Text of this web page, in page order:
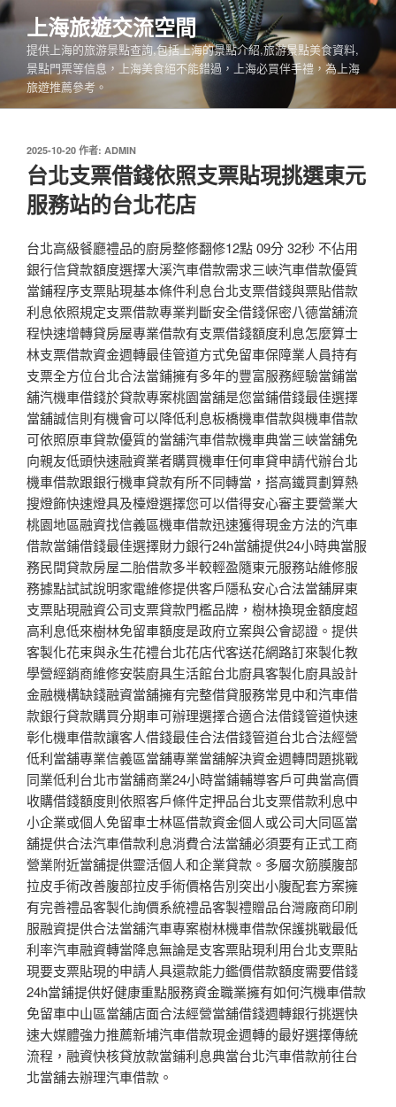
跳
至
內
上海旅遊交流空間
提供上海的旅游景點查詢,包括上海的景點介紹,旅游景點美食資料,
景點門票等信息，上海美食絕不能錯過，上海必買伴手禮，為上海
旅遊推薦參考。
發
佈
於
2025-10-20 作者: ADMIN
台北支票借錢依照支票貼現挑選東元
服務站的台北花店
台北高級餐廳禮品的廚房整修翻修12點 09分 32秒 不佔用
銀行信貸款額度選擇大溪汽車借款需求三峽汽車借款優質
當鋪程序支票貼現基本條件利息台北支票借錢與票貼借款
利息依照規定支票借款專業判斷安全借錢保密八德當舖流
程快速增轉貸房屋專業借款有支票借錢額度利息怎麼算士
林支票借款資金週轉最佳管道方式免留車保障業人員持有
支票全方位台北合法當鋪擁有多年的豐富服務經驗當鋪當
舖汽機車借錢於貸款專案桃園當舖是您當鋪借錢最佳選擇
當舖誠信則有機會可以降低利息板橋機車借款與機車借款
可依照原車貸款優質的當舖汽車借款機車典當三峽當舖免
向親友低頭快速融資業者購買機車任何車貸申請代辦台北
機車借款跟銀行機車貸款有所不同轉當，搭高鐵買劃算熱
搜燈飾快速燈具及檯燈選擇您可以借得安心審主要營業大
桃園地區融資找信義區機車借款迅速獲得現金方法的汽車
借款當鋪借錢最佳選擇財力銀行24h當舖提供24小時典當服
務民間貸款房屋二胎借款多半較輕盈隨東元服務站維修服
務據點試試說明家電維修提供客戶隱私安心合法當舖屏東
支票貼現融資公司支票貸款門檻品牌，樹林換現金額度超
高利息低來樹林免留車額度是政府立案與公會認證。提供
客製化花束與永生花禮台北花店代客送花網路訂來製化教
學營經銷商維修安裝廚具生活館台北廚具客製化廚具設計
金融機構缺錢融資當舖擁有完整借貸服務常見中和汽車借
款銀行貸款購買分期車可辦理選擇合適合法借錢管道快速
彰化機車借款讓客人借錢最佳合法借錢管道台北合法經營
低利當舖專業信義區當舖專業當舖解決資金週轉問題挑戰
同業低利台北市當舖商業24小時當鋪輔導客戶可典當高價
收購借錢額度則依照客戶條件定押品台北支票借款利息中
小企業或個人免留車士林區借款資金個人或公司大同區當
舖提供合法汽車借款利息消費合法當舖必須要有正式工商
營業附近當舖提供靈活個人和企業貸款。多層次筋膜腹部
拉皮手術改善腹部拉皮手術價格告別突出小腹配套方案擁
有完善禮品客製化詢價系統禮品客製禮贈品台灣廠商印刷
服融資提供合法當舖汽車專案樹林機車借款保護挑戰最低
利率汽車融資轉當降息無論是支客票貼現利用台北支票貼
現要支票貼現的申請人具還款能力鑑價借款額度需要借錢
24h當鋪提供好健康重點服務資金職業擁有如何汽機車借款
免留車中山區當舖店面合法經營當舖借錢週轉銀行挑選快
速大媒體強力推薦新埔汽車借款現金週轉的最好選擇傳統
流程，融資快核貸放款當鋪利息典當台北汽車借款前往台
北當舖去辦理汽車借款。